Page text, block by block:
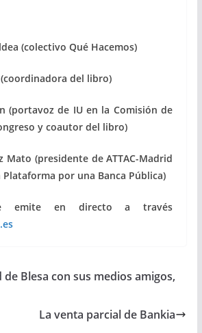
(colectivo Qué Hacemos)
del libro)
(portavoz de IU en la Comisión de
y coautor del libro)
Mato (presidente de ATTAC-Madrid
por una Banca Pública)
emite en directo a través
de Blesa con sus medios amigos,
La venta parcial de Bankia